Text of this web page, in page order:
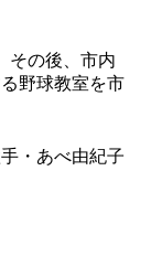
その後、市内
野球教室を市
・あべ由紀子